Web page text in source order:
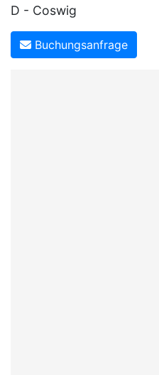
D - Coswig
Buchungsanfrage